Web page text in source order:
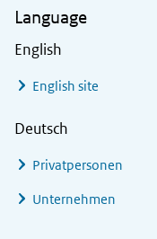
Language
English
English site
Deutsch
Privatpersonen
Unternehmen